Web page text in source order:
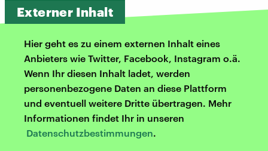
Externer Inhalt
Hier geht es zu einem externen Inhalt eines
Anbieters wie Twitter, Facebook, Instagram o.ä.
Wenn Ihr diesen Inhalt ladet, werden
personenbezogene Daten an diese Plattform
und eventuell weitere Dritte übertragen. Mehr
Informationen findet Ihr in unseren
Datenschutzbestimmungen.